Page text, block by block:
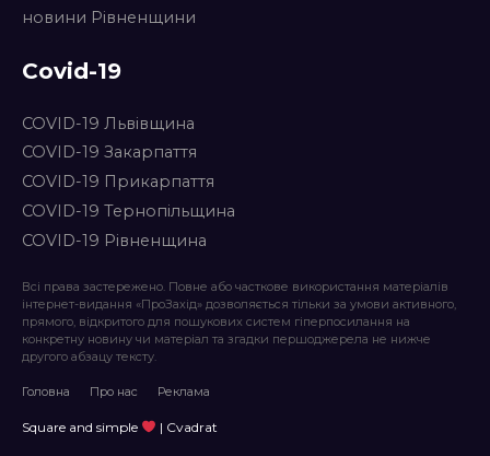
новини Рівненщини
Covid-19
COVID-19 Львівщина
COVID-19 Закарпаття
COVID-19 Прикарпаття
COVID-19 Тернопільщина
COVID-19 Рівненщина
Всі права застережено. Повне або часткове використання матеріалів
інтернет-видання «ПроЗахід» дозволяється тільки за умови активного,
прямого, відкритого для пошукових систем гіперпосилання на
конкретну новину чи матеріал та згадки першоджерела не нижче
другого абзацу тексту.
Головна Про нас Реклама
Square and simple | Cvadrat